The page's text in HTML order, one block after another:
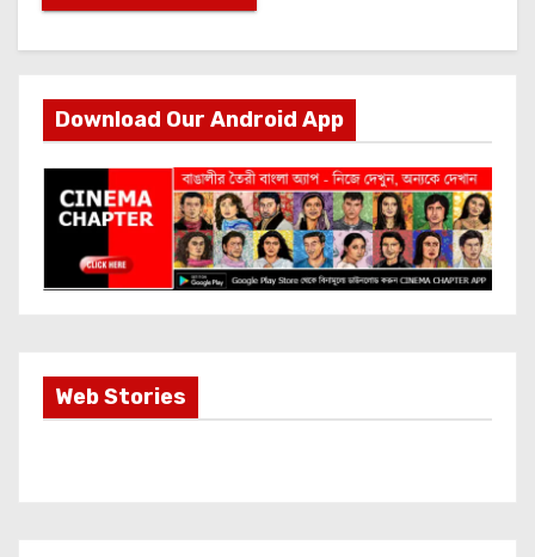
Download Our Android App
Web StoriesMost Important
Info about